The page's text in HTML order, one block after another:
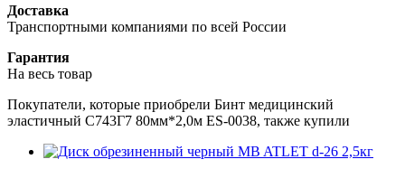
Доставка
Транспортными компаниями по всей России
Гарантия
На весь товар
Покупатели, которые приобрели Бинт медицинский
эластичный С743Г7 80мм*2,0м ES-0038, также купили